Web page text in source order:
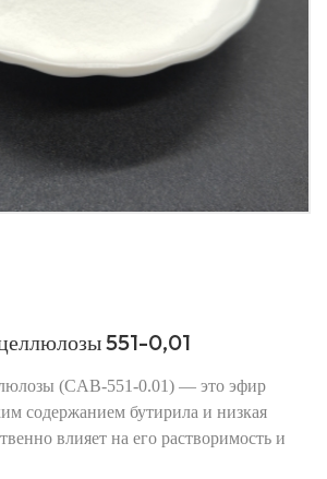
551-0,01
(CAB-551-0.01) — это эфир
содержанием бутирила и низкая
влияет на его растворимость и